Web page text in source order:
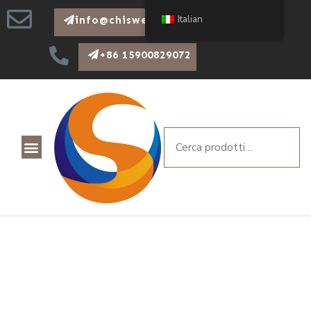
info@chiswear.com
+86 15900829072
Italian